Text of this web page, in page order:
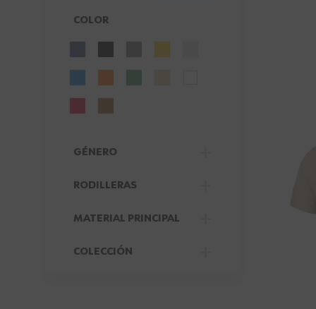
COLOR
FILTER
GÉNERO
RODILLERAS
MATERIAL PRINCIPAL
COLECCIÓN